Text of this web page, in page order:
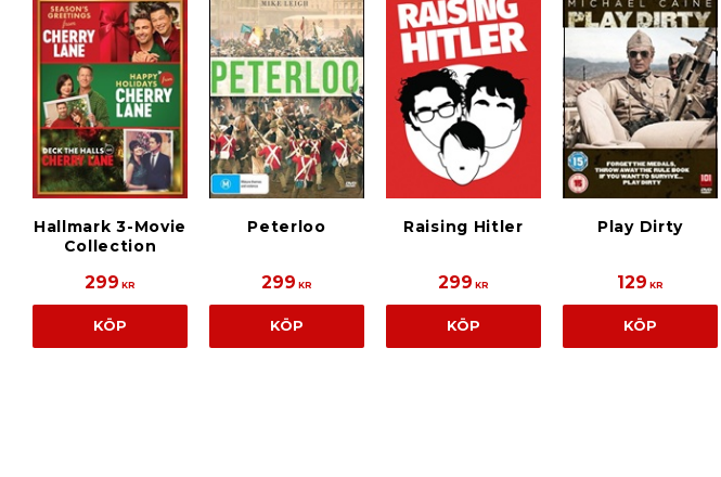
Hallmark 3-Movie
Collection
299 KR
KÖP
Peterloo
299 KR
KÖP
Raising Hitler
299 KR
KÖP
Play Dirty
129 KR
KÖP